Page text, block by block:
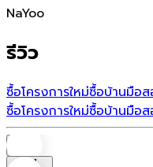
NaYoo
รีวิว
ซื้อโครงการใหม่ซื้อบ้านมือ
ซื้อโครงการใหม่ซื้อบ้านมือ